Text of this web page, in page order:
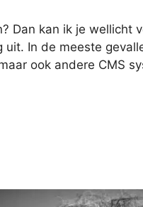
Dan kan ik je wellicht
In de meeste
ook andere CMS